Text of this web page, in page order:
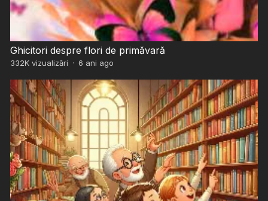
Ghicitori despre flori de primăvară
332Kvizualizări · 6 ani ago